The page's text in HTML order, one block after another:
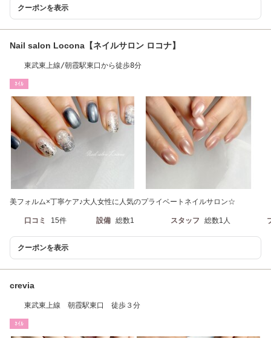
クーポンを表示
Nail salon Locona【ネイルサロン ロコナ】
東武東上線/朝霞駅東口から徒歩8分
ﾈｲﾙ
美フォルム×丁寧ケア♪大人女性に人気のプライベートネイルサロン☆
口コミ 15件 設備 総数1 スタッフ 総数1人
クーポンを表示
crevia
東武東上線 朝霞駅東口 徒歩３分
ﾈｲﾙ